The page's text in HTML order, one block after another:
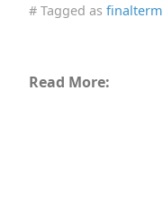
# Tagged as finalterm
Read More: